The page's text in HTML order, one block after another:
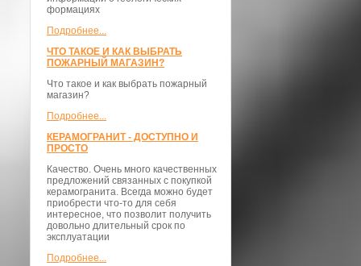
формациях
Подробнее...
ЧТО ТАКОЕ И КАК ВЫБРАТЬ
ПОЖАРНЫЙ МАГАЗИН?
Что такое и как выбрать пожарный
магазин?
Подробнее...
КЕРАМОГРАНИТ - ДОСТУПНО И
ПРОСТО
Качество. Очень много качественных
предложений связанных с покупкой
керамогранита. Всегда можно будет
приобрести что-то для себя
интересное, что позволит получить
довольно длительный срок по
эксплуатации
Подробнее...